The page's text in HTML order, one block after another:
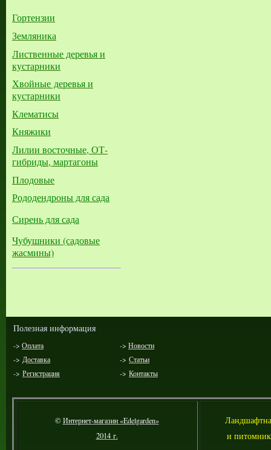
Гортензии
Земляника
Лиственные деревья и
кустарники
Хвойные деревья и
кустарники
Клематисы
Княжики
Лилии восточные, ОТ-
гибриды, мартагоны
Плодовые
Рододендроны для сада
Сирень для сада
Чубушники (садовые
жасмины)
Полезная информация
-> Оплата -> Новости
-> Доставка -> Статьи
-> Регистрация -> Контакты
©Интернет-магазин «Edelgarden»
2014 г.
Л
и питомник